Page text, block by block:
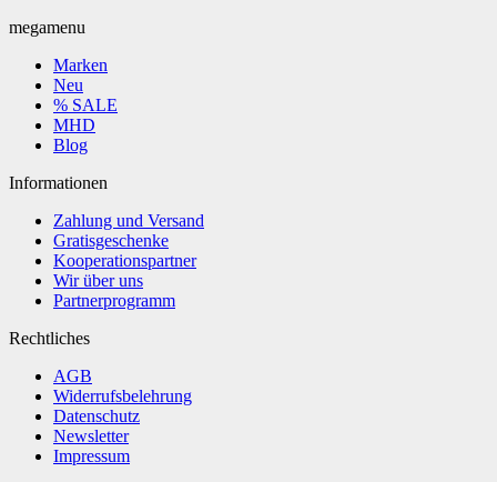
megamenu
Marken
Neu
% SALE
MHD
Blog
Informationen
Zahlung und Versand
Gratisgeschenke
Kooperationspartner
Wir über uns
Partnerprogramm
Rechtliches
AGB
Widerrufsbelehrung
Datenschutz
Newsletter
Impressum